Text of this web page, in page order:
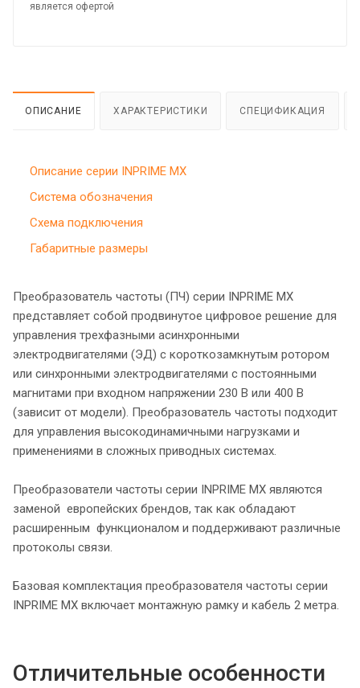
является офертой
ОПИСАНИЕ ХАРАКТЕРИСТИКИ СПЕЦИФИКАЦИЯ
Описание серии INPRIME MX
Система обозначения
Схема подключения
Габаритные размеры
Преобразователь частоты (ПЧ) серии INPRIME MX
представляет собой продвинутое цифровое решение для
управления трехфазными асинхронными
электродвигателями (ЭД) с короткозамкнутым ротором
или синхронными электродвигателями с постоянными
магнитами при входном напряжении 230 В или 400 В
(зависит от модели). Преобразователь частоты подходит
для управления высокодинамичными нагрузками и
применениями в сложных приводных системах.
Преобразователи частоты серии INPRIME MX являются
заменой европейских брендов, так как обладают
расширенным функционалом и поддерживают различные
протоколы связи.
Базовая комплектация преобразователя частоты серии
INPRIME MX включает монтажную рамку и кабель 2 метра.
Отличительные особенности